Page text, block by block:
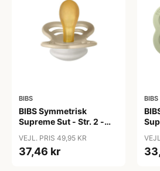
BIBS
BIBS Symmetrisk
Supreme Sut - Str. 2 -
Vanilla
VEJL. PRIS 49,95 KR
37,46 kr
BIBS